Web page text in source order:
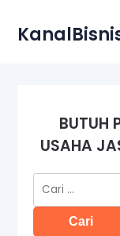
content
BUTUH
USAHA
Cari
untuk: